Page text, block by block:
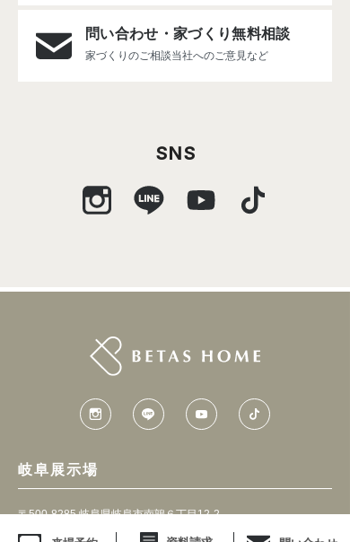
問い合わせ・ 家づくり無料相談
家づくりのご相談当社へのご意見など
SNS
岐阜展示場
〒500-8285 岐阜県岐阜市南鶉６丁目12-2
TEL.058-214-3510